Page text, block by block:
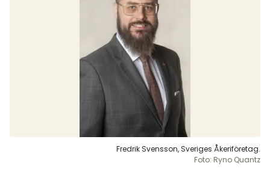
Fredrik Svensson, Sveriges Åkeriföretag.
Foto: Ryno Quantz